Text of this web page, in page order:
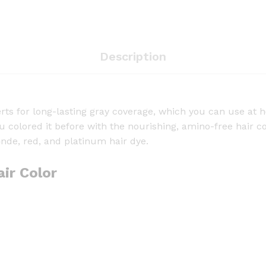
i
l
o
r
Description
for long-lasting gray coverage, which you can use at
colored it before with the nourishing, amino-free hair
red, and platinum hair dye.
Color